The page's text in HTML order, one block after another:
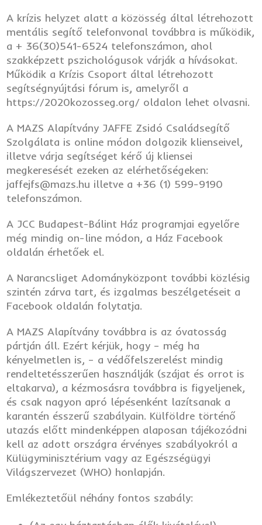
A krízis helyzet alatt a közösség által létrehozott
mentális segítő telefonvonal továbbra is működik,
a + 36(30)541-6524 telefonszámon, ahol
szakképzett pszichológusok várják a hívásokat.
Működik a Krízis Csoport által létrehozott
segítségnyújtási fórum is, amelyről a
https://2020kozosseg.org/ oldalon lehet olvasni.
A MAZS Alapítvány JAFFE Zsidó Családsegítő
Szolgálata is online módon dolgozik klienseivel,
illetve várja segítséget kérő új kliensei
megkeresését ezeken az elérhetőségeken:
jaffejfs@mazs.hu illetve a +36 (1) 599-9190
telefonszámon.
A JCC Budapest-Bálint Ház programjai egyelőre
még mindig on-line módon, a Ház Facebook
oldalán érhetőek el.
A Narancsliget Adományközpont további közlésig
szintén zárva tart, és izgalmas beszélgetéseit a
Facebook oldalán folytatja.
A MAZS Alapítvány továbbra is az óvatosság
pártján áll. Ezért kérjük, hogy – még ha
kényelmetlen is, – a védőfelszerelést mindig
rendeltetésszerűen használják (szájat és orrot is
eltakarva), a kézmosásra továbbra is figyeljenek,
és csak nagyon apró lépésenként lazítsanak a
karantén ésszerű szabályain. Külföldre történő
utazás előtt mindenképpen alaposan tájékozódni
kell az adott országra érvényes szabályokról a
Külügyminisztérium vagy az Egészségügyi
Világszervezet (WHO) honlapján.
Emlékeztetőül néhány fontos szabály: